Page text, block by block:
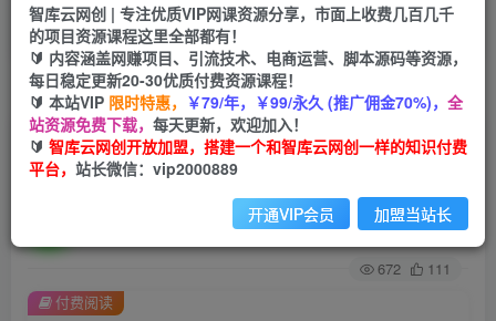
网赚网创 项目
365天稳定跟新
APP下载
GO
首页 创业课程 会员免费 正文
小红书爆款商家营第18期升级版，用小红书引流，
打造淘宝爆款
关注 私信
672 111
付费阅读
智库云网创 | 专注优质VIP网课资源分享，市面上收费几百几千
的项目资源课程这里全部都有！
🔰 内容涵盖网赚项目、引流技术、电商运营、脚本源码等资源，
每日稳定更新20-30优质付费资源课程！
🔰 本站VIP 限时特惠， ￥79/年，￥99/永久 (推广佣金70%)， 全
站资源免费下载， 每天更新，欢迎加入！
🔰 智库云网创开放加盟，搭建一个和智库云网创一样的知识付费
平台， 站长微信：vip2000889
开通VIP会员 加盟当站长